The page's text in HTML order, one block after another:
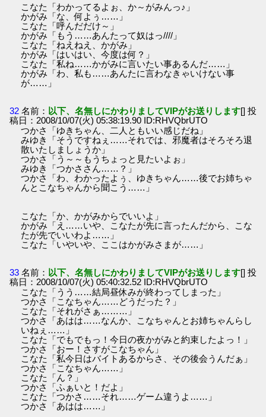
こなた「わかってるよぉ、か～がみんっ♪」
かがみ「な、何よぅ……」
こなた「呼んだだけ～」
かがみ「もう……あんたって奴はっ////」
こなた「ねえねえ、かがみ」
かがみ「はいはい、今度は何？」
こなた「私ね……かがみに言いたい事あるんだ……」
かがみ「わ、私も……あんたに言わなきゃいけない事
が……」
32 名前： 以下、名無しにかわりましてVIPがお送りします[] 投
稿日：2008/10/07(火) 05:38:19.90 ID:RHVQbrUTO
つかさ「ゆきちゃん、二人ともいい感じだね」
みゆき「そうですねぇ……それでは、邪魔者はそろそろ退
散いたしましょうか」
つかさ「う～～もうちょっと見たいよぉ」
みゆき「つかささん……？」
つかさ「わ、わかったよぅ、ゆきちゃん……後でお姉ちゃ
んとこなちゃんから聞こう……」
こなた「か、かがみからでいいよ」
かがみ「え……いや、こなたが先に言ったんだから、こな
たが先でいいわよ……」
こなた「いやいや、ここはかがみさまが……」
33 名前： 以下、名無しにかわりましてVIPがお送りします[] 投
稿日：2008/10/07(火) 05:40:32.52 ID:RHVQbrUTO
こなた「うう……結局昼休みが終わってしまった」
つかさ「こなちゃん……どうだった？」
こなた「それがさぁ………」
つかさ「あはは……なんか、こなちゃんとお姉ちゃんらし
いねぇ……」
こなた「でもでもっ！今日の夜かがみと約束したよっ！」
つかさ「おー！さすがこなちゃん」
こなた「私今日はバイトあるからさ、その後会うんだぁ」
つかさ「こなちゃん……」
こなた「ん？」
つかさ「ふぁいと！だよ」
こなた「つかさ……それ……ゲーム違うよ……」
つかさ「あはは……」